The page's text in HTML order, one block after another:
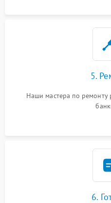
5.
Наши мастера по ремонту
6.